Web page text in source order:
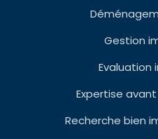
Gestion
Evaluation
Expertise
Recherche bien